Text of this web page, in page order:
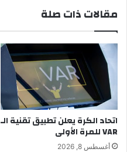
مقالات ذات صلة
اتحاد الكرة يعلن تطبيق تقنية الـ
VAR للمرة الأولى
أغسطس 8, 2026